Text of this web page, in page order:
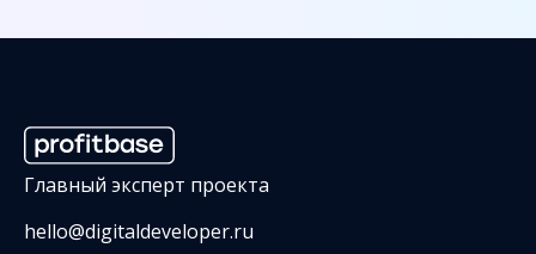
Главный эксперт проекта
hello@digitaldeveloper.ru